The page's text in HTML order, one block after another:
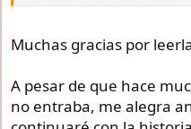
Muchas gracias por
A pesar de que hace
no entraba, me alegra